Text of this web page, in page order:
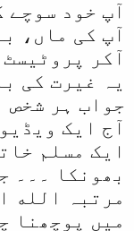
آپ خود سوچے
آپ کی ماں،
آکر
یہ غیرت کی
جواب ہر شخص
آج ایک
ایک مسلم
بھونکا ۔۔۔
مرتبہ الله
میں پوچھنا